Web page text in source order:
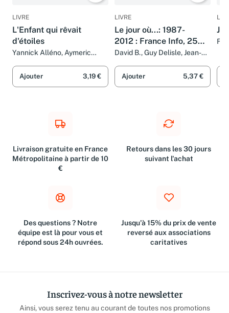
LIVRE
L'Enfant qui rêvait
d'étoiles
Yannick Alléno, Aymeric
Ajouter 3,19 €
LIVRE
Le jour où...: 1987-
2012 : France Info, 25
ans d'actualité
David B., Guy Delisle, Jean-
Martin, Jacques Ferrandez,
Philippe Dupuy, Blutch,
Rabaté, Pierre Christin,
Guillaume Martinez, Baru,
Lemercier, Jul, Tignous, Miles
Hyman, Jean-Pierre Filiu,
David Prudhomme, Luc
Emmanuel Guibert, Jean-C.
Denis, Charles Berberian,
Jean-Philippe Stassen, Kris,
Ajouter 5,37 €
Je
Livraison gratuite en France
Métropolitaine à partir de 10
€
Retours dans les 30 jours
suivant l'achat
Des questions ? Notre
équipe est là pour vous et
répond sous 24h ouvrées.
Jusqu'à 15% du prix de vente
reversé aux associations
caritatives
Inscrivez-vous à notre newsletter
Ainsi, vous serez tenu au courant de toutes nos promotions